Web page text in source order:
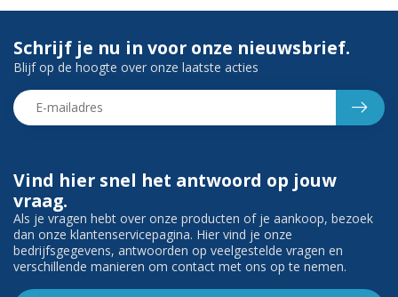
Vind hier snel het antwoord op jouw
vraag.
Als je vragen hebt over onze producten of je aankoop, bezoek
dan onze klantenservicepagina. Hier vind je onze
bedrijfsgegevens, antwoorden op veelgestelde vragen en
verschillende manieren om contact met ons op te nemen.
Schrijf je nu in voor onze nieuwsbrief.
Blijf op de hoogte over onze laatste acties